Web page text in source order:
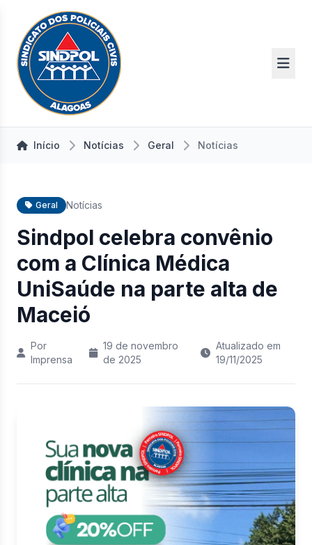
Início Notícias Geral Notícias
Geral Notícias
Sindpol celebra convênio
com a Clínica Médica
UniSaúde na parte alta de
Maceió
Por
Imprensa
19 de novembro
de 2025
Atualizado em
19/11/2025